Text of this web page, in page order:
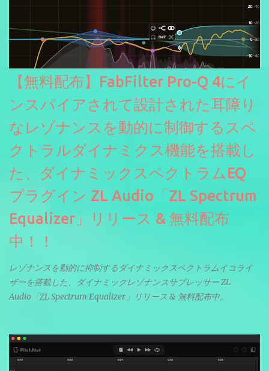
【無料配布】FabFilter Pro-Q 4にイ
ンスパイアされて設計された耳障り
なレゾナンスを動的に制御するスペ
クトラルダイナミクス機能を搭載し
た、ダイナミックスペクトラムEQ
プラグイン ZL Audio「ZL Spectrum
Equalizer」リリース & 無料配布
中！！
レゾナンスを動的に抑制するダイナミックスペクトラムイコライ
ザーを搭載した、ダイナミックレゾナンスサプレッサー ZL
Audio「ZL Spectrum Equalizer」リリース & 無料配布中。